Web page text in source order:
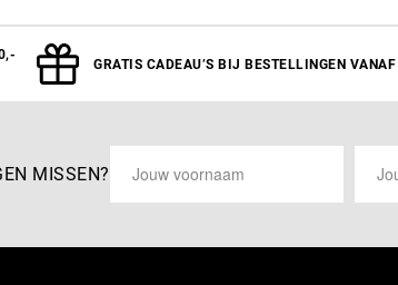
GRATIS CADEAU’S BIJ BESTELLINGEN
MISSEN?